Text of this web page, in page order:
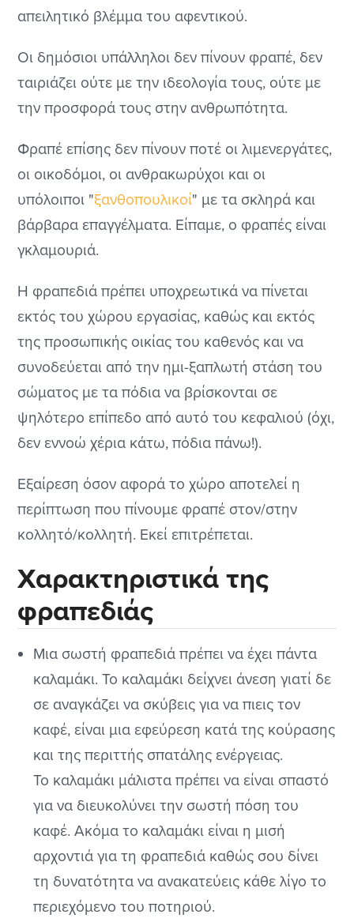
απειλητικό βλέμμα του αφεντικού.
Οι δημόσιοι υπάλληλοι δεν πίνουν φραπέ, δεν
ταιριάζει ούτε με την ιδεολογία τους, ούτε με
την προσφορά τους στην ανθρωπότητα.
Φραπέ επίσης δεν πίνουν ποτέ οι λιμενεργάτες,
οι οικοδόμοι, οι ανθρακωρύχοι και οι
υπόλοιποι "ξανθοπουλικοί" με τα σκληρά και
βάρβαρα επαγγέλματα. Είπαμε, ο φραπές είναι
γκλαμουριά.
Η φραπεδιά πρέπει υποχρεωτικά να πίνεται
εκτός του χώρου εργασίας, καθώς και εκτός
της προσωπικής οικίας του καθενός και να
συνοδεύεται από την ημι-ξαπλωτή στάση του
σώματος με τα πόδια να βρίσκονται σε
ψηλότερο επίπεδο από αυτό του κεφαλιού (όχι,
δεν εννοώ χέρια κάτω, πόδια πάνω!).
Εξαίρεση όσον αφορά το χώρο αποτελεί η
περίπτωση που πίνουμε φραπέ στον/στην
κολλητό/κολλητή. Εκεί επιτρέπεται.
Χαρακτηριστικά της
φραπεδιάς
Μια σωστή φραπεδιά πρέπει να έχει πάντα
καλαμάκι. Το καλαμάκι δείχνει άνεση γιατί δε
σε αναγκάζει να σκύβεις για να πιεις τον
καφέ, είναι μια εφεύρεση κατά της κούρασης
και της περιττής σπατάλης ενέργειας.
Το καλαμάκι μάλιστα πρέπει να είναι σπαστό
για να διευκολύνει την σωστή πόση του
καφέ. Ακόμα το καλαμάκι είναι η μισή
αρχοντιά για τη φραπεδιά καθώς σου δίνει
τη δυνατότητα να ανακατεύεις κάθε λίγο το
περιεχόμενο του ποτηριού.